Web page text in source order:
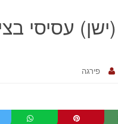
עסיסי
פירגה